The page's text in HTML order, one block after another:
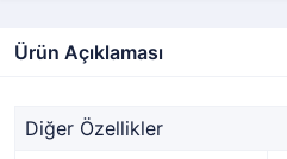
Ürün Açıklaması
Diğer Özellikler